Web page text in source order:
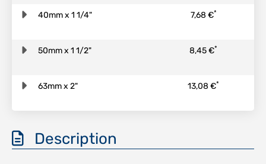
40mm x 1 1/4" 7,68 €*
50mm x 1 1/2" 8,45 €*
63mm x 2" 13,08 €*
Description